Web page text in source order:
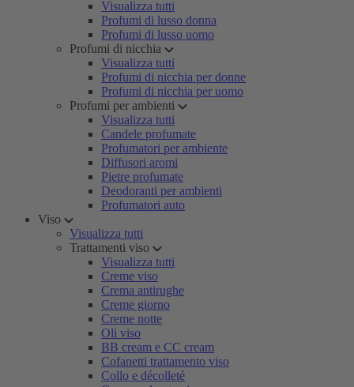
Visualizza tutti
Profumi di lusso donna
Profumi di lusso uomo
Profumi di nicchia
Visualizza tutti
Profumi di nicchia per donne
Profumi di nicchia per uomo
Profumi per ambienti
Visualizza tutti
Candele profumate
Profumatori per ambiente
Diffusori aromi
Pietre profumate
Deodoranti per ambienti
Profumatori auto
Viso
Visualizza tutti
Trattamenti viso
Visualizza tutti
Creme viso
Crema antirughe
Creme giorno
Creme notte
Oli viso
BB cream e CC cream
Cofanetti trattamento viso
Collo e décolleté